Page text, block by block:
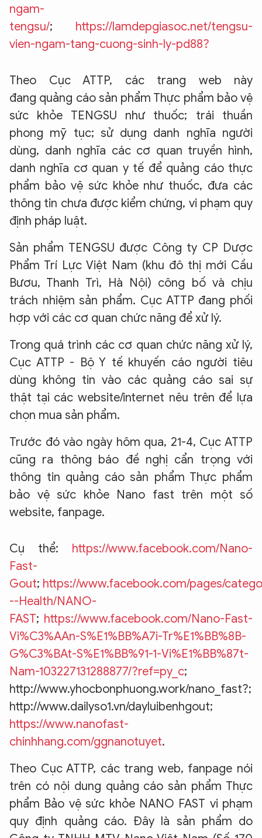
ngam-
tengsu/; https://lamdepgiasoc.net/tengsu-
vien-ngam-tang-cuong-sinh-ly-pd88?
Theo Cục ATTP, các trang web này
đang quảng cáo sản phẩm Thực phẩm bảo vệ
sức khỏe TENGSU như thuốc; trái thuần
phong mỹ tục; sử dụng danh nghĩa người
dùng, danh nghĩa các cơ quan truyền hình,
danh nghĩa cơ quan y tế để quảng cáo thực
phẩm bảo vệ sức khỏe như thuốc, đưa các
thông tin chưa được kiểm chứng, vi phạm quy
định pháp luật.
Sản phẩm TENGSU được Công ty CP Dược
Phẩm Trí Lực Việt Nam (khu đô thị mới Cầu
Bươu, Thanh Trì, Hà Nội) công bố và chịu
trách nhiệm sản phẩm. Cục ATTP đang phối
hợp với các cơ quan chức năng để xử lý.
Trong quá trình các cơ quan chức năng xử lý,
Cục ATTP - Bộ Y tế khuyến cáo người tiêu
dùng không tin vào các quảng cáo sai sự
thật tại các website/internet nêu trên để lựa
chọn mua sản phẩm.
Trước đó vào ngày hôm qua, 21-4, Cục ATTP
cũng ra thông báo đề nghị cẩn trọng với
thông tin quảng cáo sản phẩm Thực phẩm
bảo vệ sức khỏe Nano fast trên một số
website, fanpage.
Cụ thể: https://www.facebook.com/Nano-
Fast-
Gout; https://www.facebook.com/pages/
--Health/NANO-
FAST; https://www.facebook.com/Nano-Fast-
Vi%C3%AAn-S%E1%BB%A7i-Tr%E1%BB%8B-
G%C3%BAt-S%E1%BB%91-1-Vi%E1%BB%87t-
Nam-103227131288877/?ref=py_c;
http://www.yhocbonphuong.work/nano_fast?;
http://www.dailyso1.vn/dayluibenhgout;
https://www.nanofast-
chinhhang.com/ggnanotuyet.
Theo Cục ATTP, các trang web, fanpage nói
trên có nội dung quảng cáo sản phẩm Thực
phẩm Bảo vệ sức khỏe NANO FAST vi phạm
quy định quảng cáo. Đây là sản phẩm do